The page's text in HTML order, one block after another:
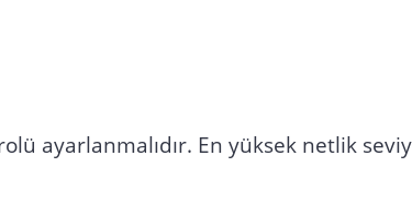
ayarlanmalıdır. En yüksek netlik